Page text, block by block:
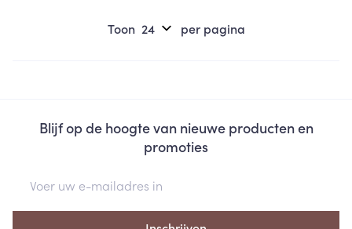
Toon per pagina
Blijf op de hoogte van nieuwe producten en
promoties